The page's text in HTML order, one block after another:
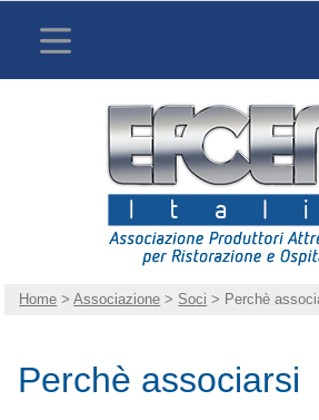
Home >Associazione > Soci > Perchè
Perchè associarsi